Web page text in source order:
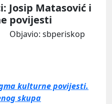
Josip Matasović i
povijesti
Objavio: sbperiskop
kulturne povijesti.
skupa